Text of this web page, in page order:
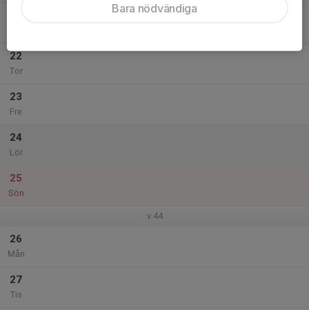
22
Tor
23
Fre
24
Lör
25
Sön
v.44
26
Mån
27
Tis
Bara nödvändiga